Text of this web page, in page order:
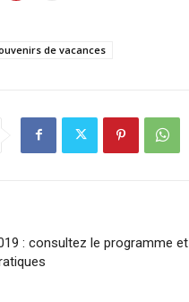
de vacances
: consultez le programme et